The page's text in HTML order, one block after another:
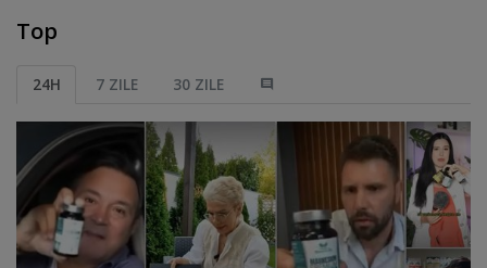
Top
24H 7 ZILE 30 ZILE